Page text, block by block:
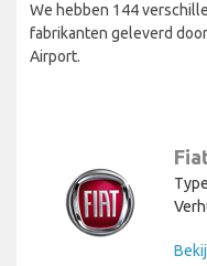
We hebben 144
fabrikanten geleverd
Airport.